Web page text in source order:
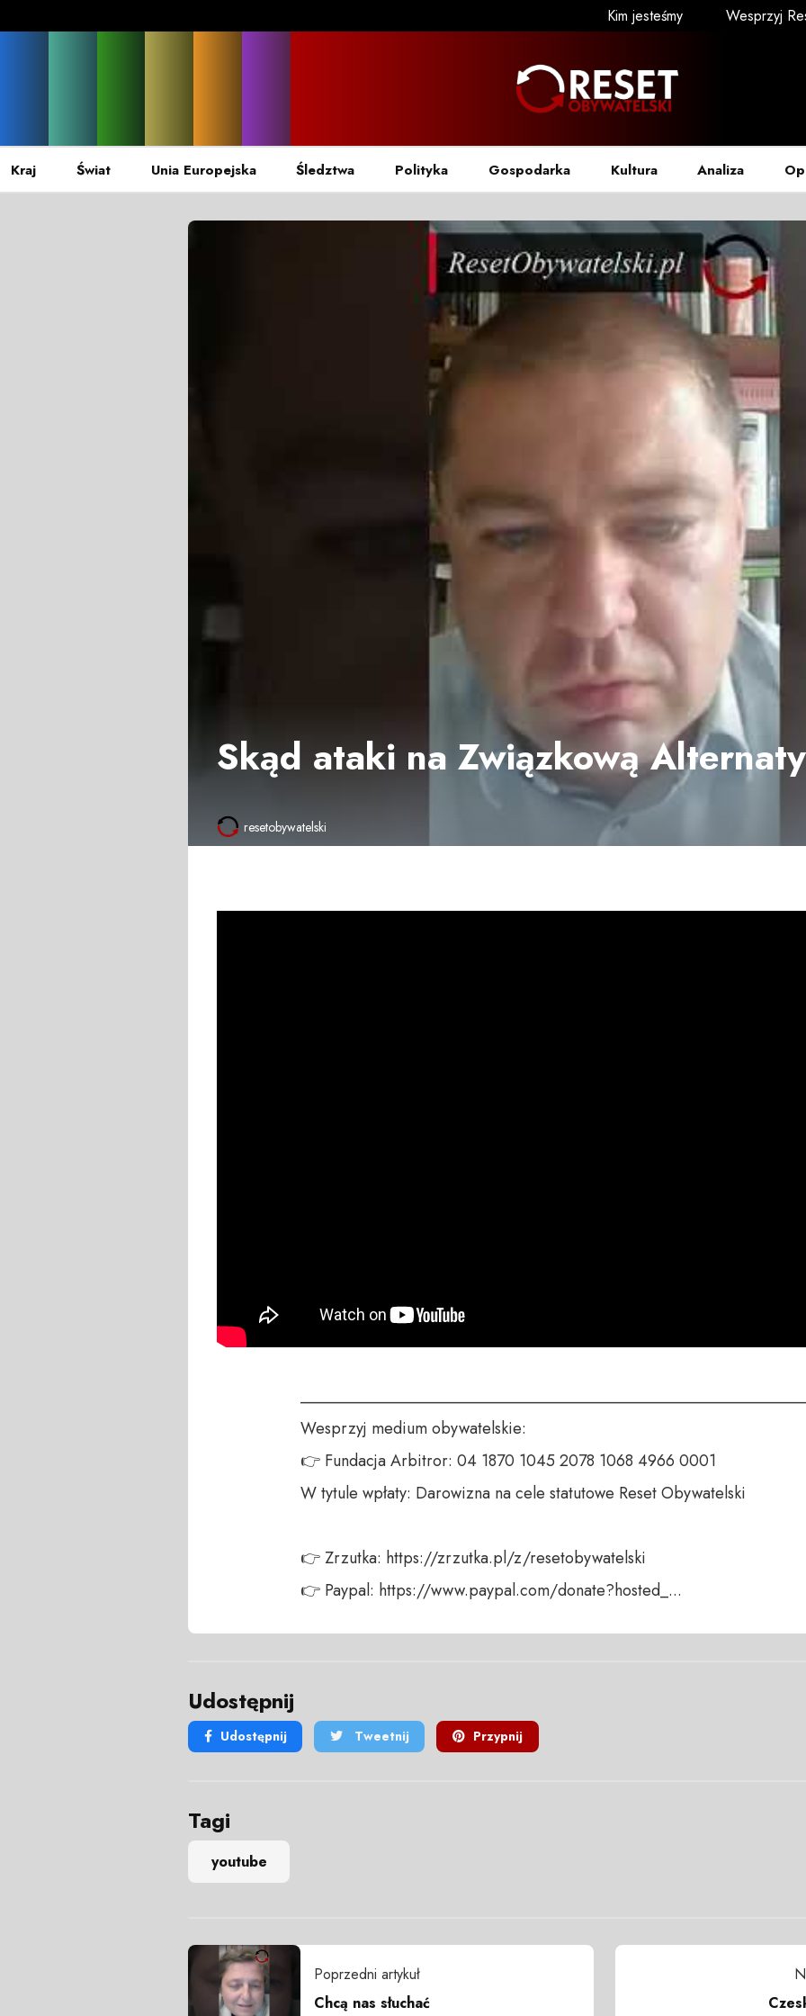
Kim jesteśmy Wesprzyj
Kraj Świat Unia Europejska Śledztwa Polityka Gospodarka Kultura Analiza
Skąd ataki na Związkową
resetobywatelski
Wesprzyj medium obywatelskie:
👉 Fundacja Arbitror: 04 1870 1045 2078 1068 4966 0001
W tytule wpłaty: Darowizna na cele statutowe Reset Obywatelski
👉 Zrzutka: https://zrzutka.pl/z/resetobywatelski
👉 Paypal: https://www.paypal.com/donate?hosted_...
Udostępnij
Udostępnij Tweetnij Przypnij
Tagi
youtube
Poprzedni artykuł
Chcą nas słuchać